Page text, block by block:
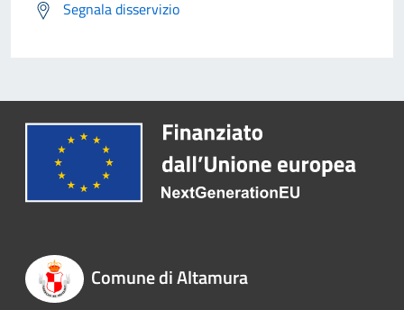
Segnala disservizio
Comune di Altamura